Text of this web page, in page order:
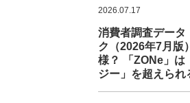
2026.07.17
消費者調査デー
ク（2026年7月
様？ 「ZONe」は
ジー」を超えられ